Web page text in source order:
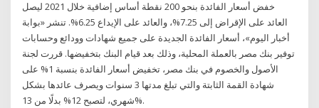
خفض أسعار الفائدة بنحو 200 نقطة أساس إضافية خلال 2021 ليصل
العائد على الإقراض إلى 7.25%، والعائد على الإيداع 6.25%. تنشر «بوابة
أخبار اليوم»، أسعار الفائدة الجديدة على جميع شهادات وودائع وحسابات
توفير بنك مصر بالعملة المحلية، وذلك بعد قيام البنك بتخفيضها. قررت لجنة
الأصول والخصوم في بنك مصر، تخفيض أسعار الفائدة بنسبة 1% على
شهادة القمة الثابتة والتي تبلغ مدتها 3 سنوات ويصرف عائدها بشكل
شهري، لتصبح 12% بدلًا من 13%.